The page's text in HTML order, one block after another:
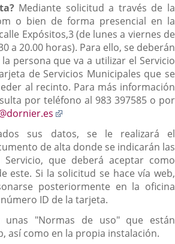
Mediante solicitud a través de la
o bien de forma presencial en la
Expósitos,3 (de lunes a viernes de
a 20.00 horas). Para ello, se deberán
persona que va a utilizar el Servicio
de Servicios Municipales que se
al recinto. Para más información
por teléfono al 983 397585 o por
una
aplicación
externa.
sus datos, se le realizará el
de alta donde se indicarán las
que deberá aceptar como
este. Si la solicitud se hace vía web,
posteriormente en la oficina
ID de la tarjeta.
unas "Normas de uso" que están
así como en la propia instalación.